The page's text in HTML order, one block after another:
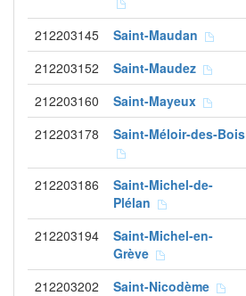
212203145 Saint-Maudan
212203152 Saint-Maudez
212203160 Saint-Mayeux
212203178 Saint-Méloir-des-Bois
212203186
Saint-Michel-de-
Plélan
212203194
Saint-Michel-en-
Grève
212203202 Saint-Nicodème